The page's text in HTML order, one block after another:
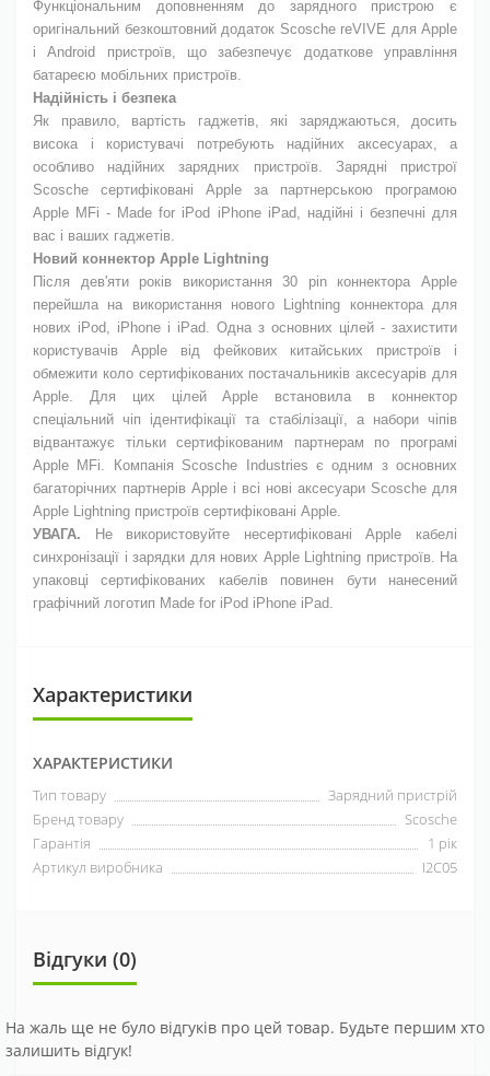
Функціональним доповненням до зарядного пристрою є
оригінальний безкоштовний додаток Scosche reVIVE для Apple
і Android пристроїв, що забезпечує додаткове управління
батареєю мобільних пристроїв.
Надійність і безпека
Як правило, вартість гаджетів, які заряджаються, досить
висока і користувачі потребують надійних аксесуарах, а
особливо надійних зарядних пристроїв. Зарядні пристрої
Scosche сертифіковані Apple за партнерською програмою
Apple MFi - Made for iPod iPhone iPad, надійні і безпечні для
вас і ваших гаджетів.
Новий коннектор Apple Lightning
Після дев'яти років використання 30 pin коннектора Apple
перейшла на використання нового Lightning коннектора для
нових iPod, iPhone і iPad. Одна з основних цілей - захистити
користувачів Apple від фейкових китайських пристроїв і
обмежити коло сертифікованих постачальників аксесуарів для
Apple. Для цих цілей Apple встановила в коннектор
спеціальний чіп ідентифікації та стабілізації, а набори чіпів
відвантажує тільки сертифікованим партнерам по програмі
Apple MFi. Компанія Scosche Industries є одним з основних
багаторічних партнерів Apple і всі нові аксесуари Scosche для
Apple Lightning пристроїв сертифіковані Apple.
УВАГА. Не використовуйте несертифіковані Apple кабелі
синхронізації і зарядки для нових Apple Lightning пристроїв. На
упаковці сертифікованих кабелів повинен бути нанесений
графічний логотип Made for iPod iPhone iPad.
Характеристики
ХАРАКТЕРИСТИКИ
Тип товару
Зарядний пристрій
Бренд товару
Scosche
Гарантія
1 рік
Артикул виробника
I2C05
Відгуки (0)
На жаль ще не було відгуків про цей товар. Будьте першим хто
залишить відгук!